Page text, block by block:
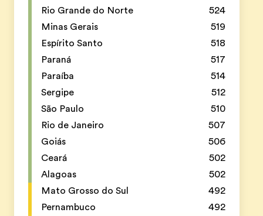
Rio Grande do Norte
524
Minas Gerais
519
Espírito Santo
518
Paraná
517
Paraíba
514
Sergipe
512
São Paulo
510
Rio de Janeiro
507
Goiás
506
Ceará
502
Alagoas
502
Mato Grosso do Sul
492
Pernambuco
492